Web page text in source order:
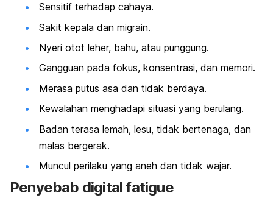
Sensitif terhadap cahaya.
Sakit kepala dan migrain.
Nyeri otot leher, bahu, atau punggung.
Gangguan pada fokus, konsentrasi, dan memori.
Merasa putus asa dan tidak berdaya.
Kewalahan menghadapi situasi yang berulang.
Badan terasa lemah, lesu, tidak bertenaga, dan
malas bergerak.
Muncul perilaku yang aneh dan tidak wajar.
Penyebab digital fatigue